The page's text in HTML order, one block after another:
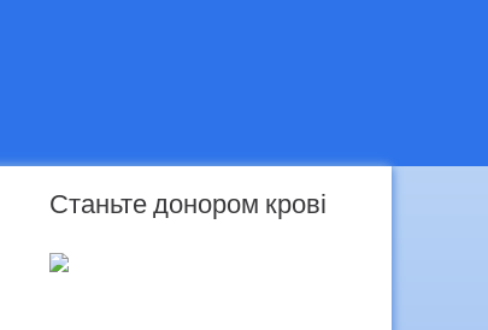
Станьте донором крові